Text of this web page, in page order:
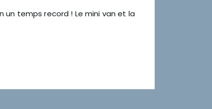
un temps record ! Le mini van et la